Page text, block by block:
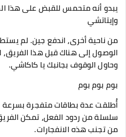
يبدو أنه متحمس للقبض على هذا
وإيتاتشي
من ناحية أخرى، اندفع جين. لم
الوصول إلى هناك قبل هذا
وحاول الوقوف بجانبك يا كاكاشي.
بوم بوم بوم
أُطلقت عدة بطاقات متفجرة
سلسلة من ردود الفعل، تمكن
من تجنب هذه الانفجارات.